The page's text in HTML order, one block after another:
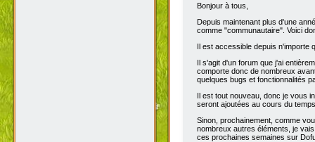
Bonjour à tous,
Depuis maintenant plus d'une
comme "communautaire". Voici
Il est accessible depuis n'importe
Il s'agit d'un forum que j'ai
comporte donc de nombreux
quelques bugs et fonctionnalités
Il est tout nouveau, donc je vous
seront ajoutées au cours du
Sinon, prochainement, comme
nombreux autres éléments, je
ces prochaines semaines sur